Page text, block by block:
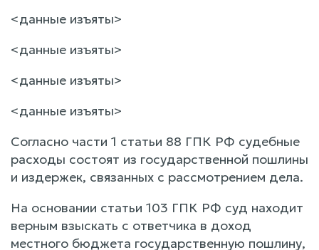
<данные изъяты>
<данные изъяты>
<данные изъяты>
<данные изъяты>
Согласно части 1 статьи 88 ГПК РФ судебные
расходы состоят из государственной пошлины
и издержек, связанных с рассмотрением дела.
На основании статьи 103 ГПК РФ суд находит
верным взыскать с ответчика в доход
местного бюджета государственную пошлину,